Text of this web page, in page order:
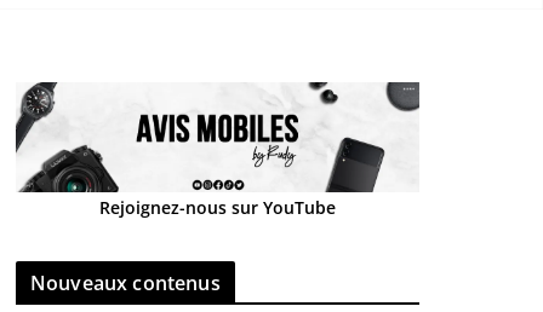
Rejoignez-nous sur YouTube
Nouveaux contenus